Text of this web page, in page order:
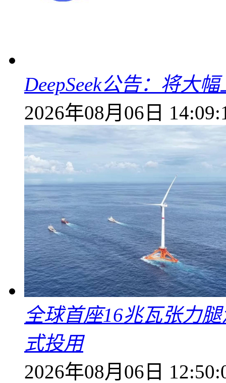
DeepSeek公告：将大
2026年08月06日
全球首座16兆瓦张力
式投用
2026年08月06日